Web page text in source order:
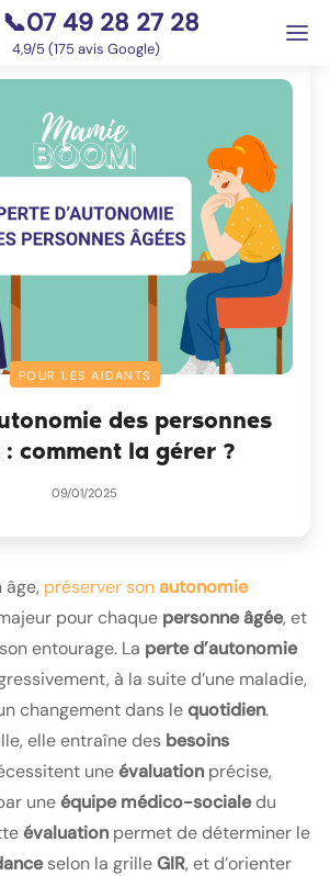
📞07 49 28 27 28
4,9/5 (175 avis Google)
POUR LES AIDANTS
des personnes
: comment la gérer ?
09/01/2025
âge, préserver sonautonomie
pour chaque personne âgée, et
entourage. La perte d’autonomie
à la suite d’une maladie,
changement dans lequotidien.
elle entraîne des besoins
uneévaluation précise,
uneéquipe médico-socialedu
évaluation permet de déterminer le
selon la grilleGIR, et d’orienter